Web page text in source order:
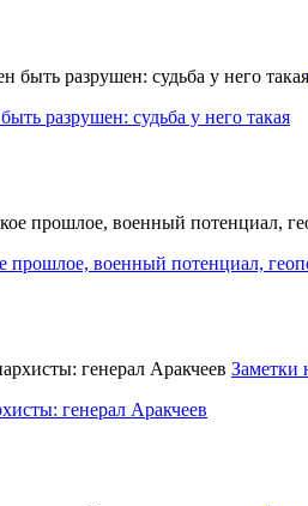
разрушен: судьба у него такая
прошлое, военный потенциал,
Заметки
генерал Аракчеев